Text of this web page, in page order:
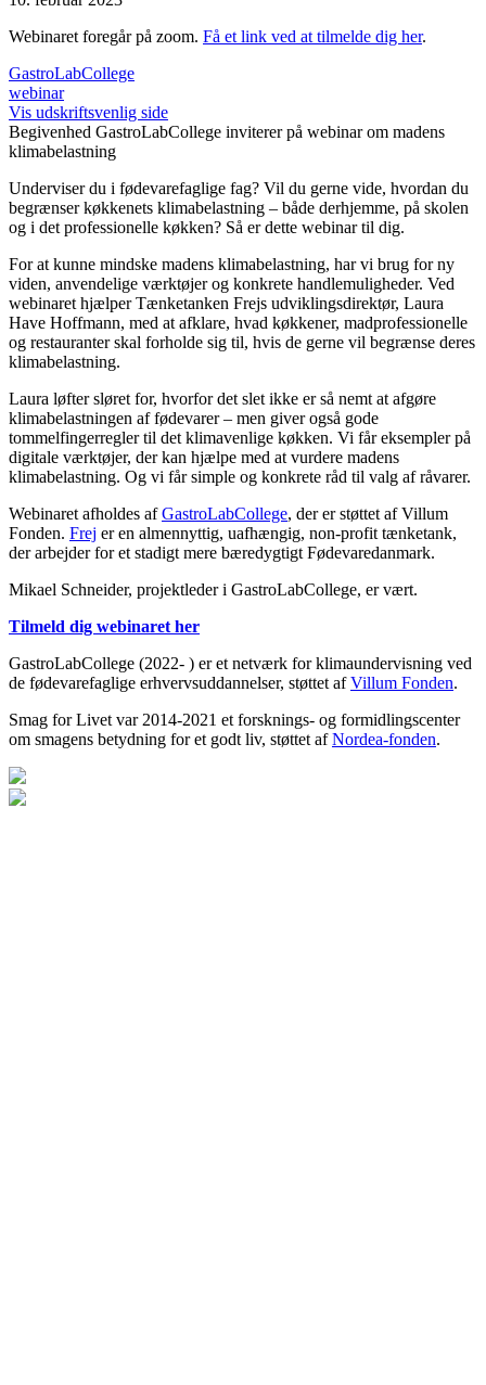
Webinaret foregår på zoom. Få et link ved at tilmelde dig her.
GastroLabCollege
webinar
Vis udskriftsvenlig side
Begivenhed GastroLabCollege inviterer på webinar om madens
klimabelastning
Underviser du i fødevarefaglige fag? Vil du gerne vide, hvordan du
begrænser køkkenets klimabelastning – både derhjemme, på skolen
og i det professionelle køkken? Så er dette webinar til dig.
For at kunne mindske madens klimabelastning, har vi brug for ny
viden, anvendelige værktøjer og konkrete handlemuligheder. Ved
webinaret hjælper Tænketanken Frejs udviklingsdirektør, Laura
Have Hoffmann, med at afklare, hvad køkkener, madprofessionelle
og restauranter skal forholde sig til, hvis de gerne vil begrænse deres
klimabelastning.
Laura løfter sløret for, hvorfor det slet ikke er så nemt at afgøre
klimabelastningen af fødevarer – men giver også gode
tommelfingerregler til det klimavenlige køkken. Vi får eksempler på
digitale værktøjer, der kan hjælpe med at vurdere madens
klimabelastning. Og vi får simple og konkrete råd til valg af råvarer.
Webinaret afholdes afGastroLabCollege, der er støttet af Villum
Fonden. Frej er en almennyttig, uafhængig, non-profit tænketank,
der arbejder for et stadigt mere bæredygtigt Fødevaredanmark.
Mikael Schneider, projektleder i GastroLabCollege, er vært.
Tilmeld dig webinaret her
GastroLabCollege (2022- ) er et netværk for klimaundervisning ved
de fødevarefaglige erhvervsuddannelser, støttet afVillum Fonden.
Smag for Livet var 2014-2021 et forsknings- og formidlingscenter
om smagens betydning for et godt liv, støttet afNordea-fonden.